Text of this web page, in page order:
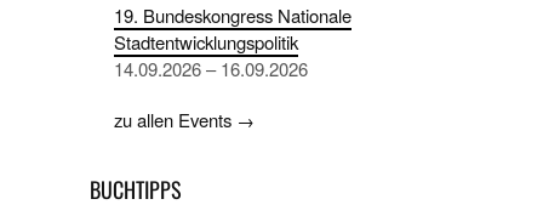
19. Bundeskongress Nationale
Stadtentwicklungspolitik
14.09.2026 – 16.09.2026
zu allen Events →
BUCHTIPPS